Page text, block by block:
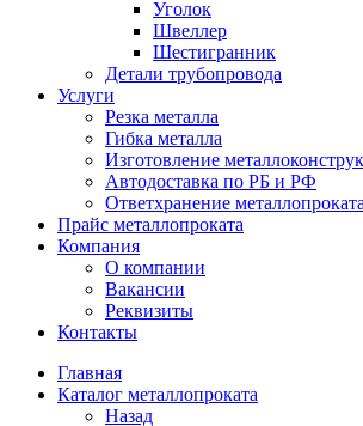
Уголок
Швеллер
Шестигранник
Детали трубопровода
Услуги
Резка металла
Гибка металла
Изготовление
Автодоставка по РБ и РФ
Ответхранение металлопроката
Прайс металлопроката
Компания
О компании
Вакансии
Реквизиты
Контакты
Главная
Каталог металлопроката
Назад